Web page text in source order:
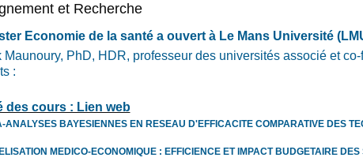
et Recherche
Economie de la santé a ouvert à Le Mans Université
Maunoury, PhD, HDR, professeur des universités associé et
:
des cours : Lien web
ANALYSES BAYESIENNES EN RESEAU D'EFFICACITE COMPARATIVE DES
MEDICO-ECONOMIQUE : EFFICIENCE ET IMPACT BUDGETAIRE